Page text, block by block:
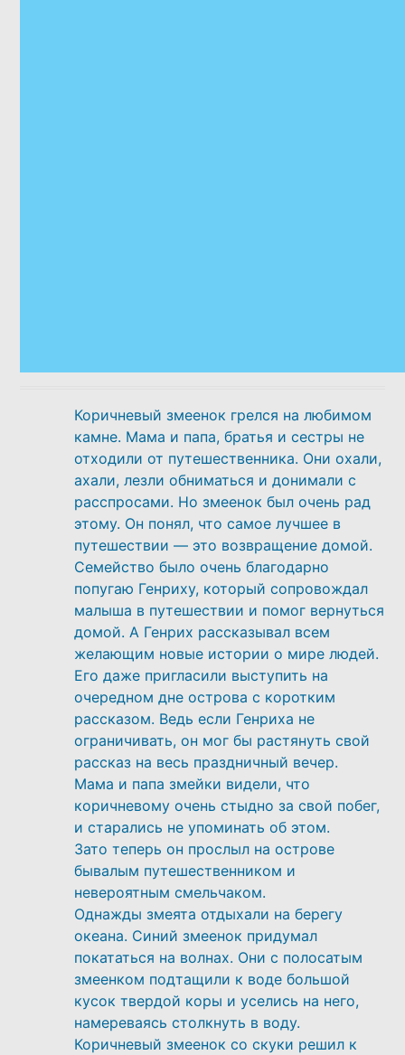
Коричневый змеенок грелся на любимом
камне. Мама и папа, братья и сестры не
отходили от путешественника. Они охали,
ахали, лезли обниматься и донимали с
расспросами. Но змеенок был очень рад
этому. Он понял, что самое лучшее в
путешествии — это возвращение домой.
Семейство было очень благодарно
попугаю Генриху, который сопровождал
малыша в путешествии и помог вернуться
домой. А Генрих рассказывал всем
желающим новые истории о мире людей.
Его даже пригласили выступить на
очередном дне острова с коротким
рассказом. Ведь если Генриха не
ограничивать, он мог бы растянуть свой
рассказ на весь праздничный вечер.
Мама и папа змейки видели, что
коричневому очень стыдно за свой побег,
и старались не упоминать об этом.
Зато теперь он прослыл на острове
бывалым путешественником и
невероятным смельчаком.
Однажды змеята отдыхали на берегу
океана. Синий змеенок придумал
покататься на волнах. Они с полосатым
змеенком подтащили к воде большой
кусок твердой коры и уселись на него,
намереваясь столкнуть в воду.
Коричневый змеенок со скуки решил к